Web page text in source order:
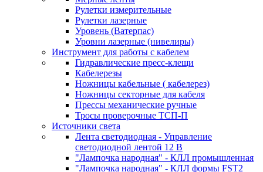
Рулетки измерительные
Рулетки лазерные
Уровень (Ватерпас)
Уровни лазерные (нивелиры)
Инструмент для работы с кабелем
Гидравлические пресс-клещи
Кабелерезы
Ножницы кабельные ( кабелерез)
Ножницы секторные для кабеля
Прессы механические ручные
Тросы проверочные ТСП-П
Источники света
Лента светодиодная - Управление
светодиодной лентой 12 В
"Лампочка народная" - КЛЛ промышленная
"Лампочка народная" - КЛЛ формы FST2